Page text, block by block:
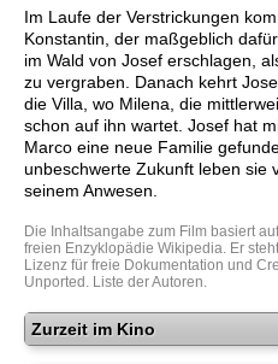
Im Laufe der Verstrickungen
Konstantin, der maßgeblich
im Wald von Josef erschlagen,
zu vergraben. Danach kehrt
die Villa, wo Milena, die
schon auf ihn wartet. Josef hat
Marco eine neue Familie
unbeschwerte Zukunft leben sie
seinem Anwesen.
Die Inhaltsangabe zum Film basiert
freien Enzyklopädie Wikipedia . Er
Lizenz für freie Dokumentation und
Unported Liste der Autoren
Zurzeit im Kino